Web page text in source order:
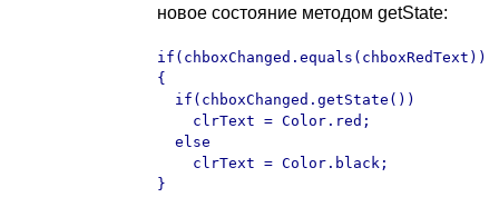
новое состояние методом getState:
if(chboxChanged.equals(chboxRedText))
{
  if(chboxChanged.getState())
    clrText = Color.red;
  else
    clrText = Color.black;
}